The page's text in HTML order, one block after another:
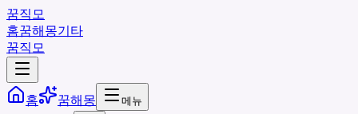
꿈직모
홈꿈해몽기타
꿈직모
홈 꿈해몽 메뉴